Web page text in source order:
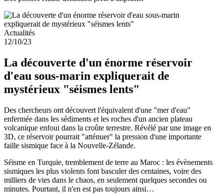
Actualités
12/10/23
La découverte d'un énorme réservoir
d'eau sous-marin expliquerait de
mystérieux "séismes lents"
Des chercheurs ont découvert l'équivalent d'une "mer d'eau"
enfermée dans les sédiments et les roches d'un ancien plateau
volcanique enfoui dans la croûte terrestre. Révélé par une image en
3D, ce réservoir pourrait "atténuer" la pression d'une importante
faille sismique face à la Nouvelle-Zélande.
Séisme en Turquie, tremblement de terre au Maroc : les évènements
sismiques les plus violents font basculer des centaines, voire des
milliers de vies dans le chaos, en seulement quelques secondes ou
minutes. Pourtant, il n'en est pas toujours ainsi…